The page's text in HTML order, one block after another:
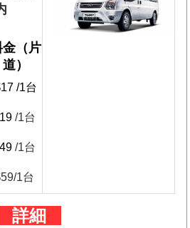
金（片
道）
/1台
/1台
/1台
/1台
詳細